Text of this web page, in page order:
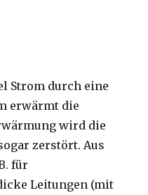
Strom durch eine
erwärmt die
wird die
zerstört. Aus
für
Leitungen (mit